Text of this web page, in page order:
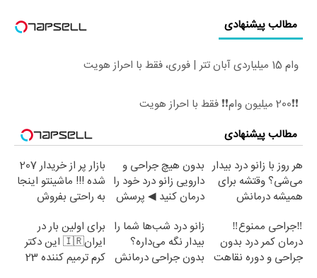
مطالب پیشنهادی
وام 15 میلیاردی آبان تتر | فوری، فقط با احراز هویت
❗❗200 میلیون وام❗❗ فقط با احراز هویت
مطالب پیشنهادی
هر روز با زانو درد بیدار
می‌شی؟ وقتشه برای
همیشه درمانش
بدون هیچ جراحی و
دارویی زانو درد خود را
درمان کنید ◀ پرسش
بازار پر از خریدار 207
شده !!! ماشینتو اینجا
به راحتی بفروش
‼️جراحی ممنوع‼️
درمان کمر درد بدون
جراحی و دوره نقاهت
زانو درد شب‌ها شما را
بیدار نگه می‌داره؟
بدون جراحی درمانش
برای اولین بار در
ایران🇮🇷 این دکتر
کرم ترمیم کننده 23